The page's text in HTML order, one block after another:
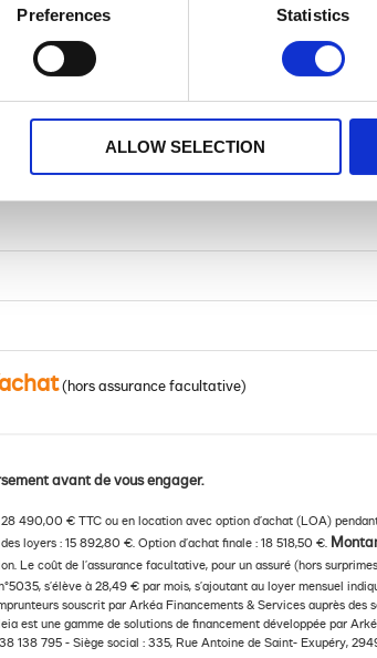
Preferences Statistics
ALLOW SELECTION
(hors assurance facultative)
avant de vous engager.
490,00 € TTC ou en location avec option d’achat (LOA)
loyers : 15 892,80 €. Option d’achat finale : 18 518,50 €.
Le coût de l’assurance facultative, pour un assuré (hors
s’élève à 28,49 € par mois, s’ajoutant au loyer mensuel
souscrit par Arkéa Financements & Services auprès
une gamme de solutions de financement développée par
795 - Siège social : 335, Rue Antoine de Saint- Exupéry,